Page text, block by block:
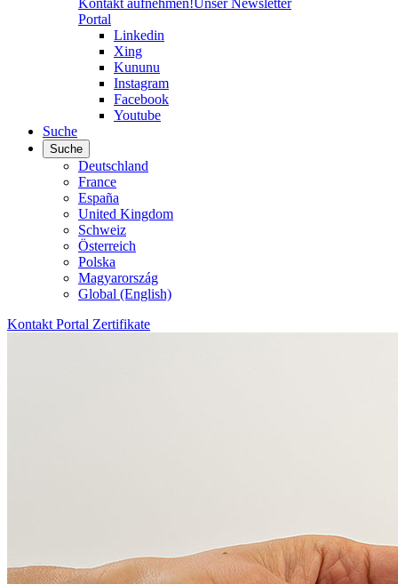
Kontakt aufnehmen!Unser Newsletter
Portal
Linkedin
Xing
Kununu
Instagram
Facebook
Youtube
Suche
Suche
Deutschland
France
España
United Kingdom
Schweiz
Österreich
Polska
Magyarország
Global (English)
Kontakt Portal Zertifikate